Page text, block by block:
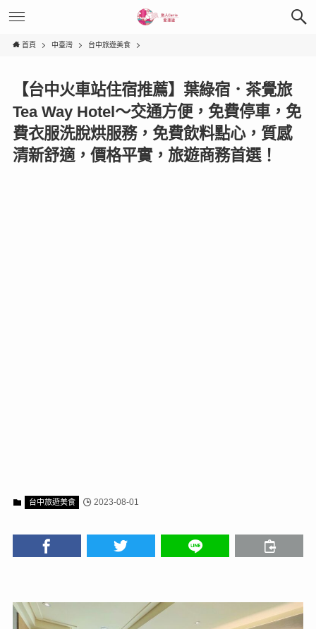
首頁 中臺灣 台中旅遊美食
【台中火車站住宿推薦】葉綠宿．茶覺旅
Tea Way Hotel〜交通方便，免費停車，免
費衣服洗脫烘服務，免費飲料點心，質感
清新舒適，價格平實，旅遊商務首選！
台中旅遊美食 2023-08-01